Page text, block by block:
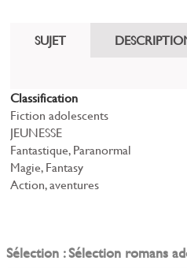
SUJET
Classification
Fiction adolescents
JEUNESSE
Fantastique, Paranormal
Magie, Fantasy
Action, aventures
Sélection : Sélection romans